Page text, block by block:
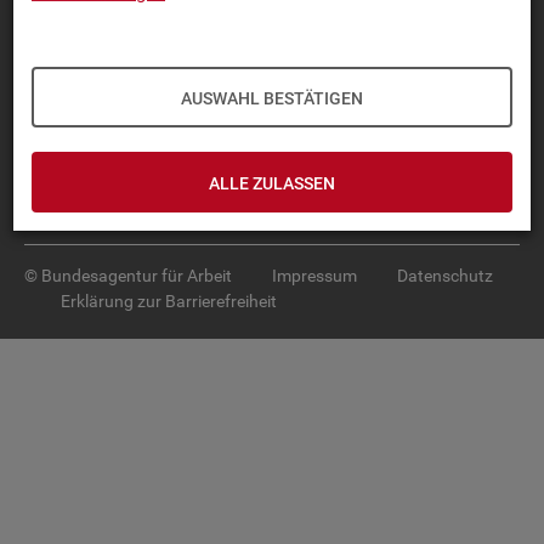
AUSWAHL BESTÄTIGEN
ALLE ZULASSEN
TOP-PRO­DUK­TE
SER­VICE
© Bundesagentur für Arbeit Impressum
Datenschutz
Erklärung zur Barrierefreiheit